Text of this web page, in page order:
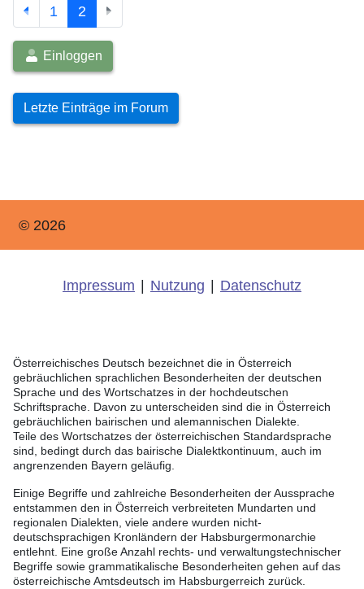
1 2
Einloggen
Letzte Einträge im Forum
© 2026
Impressum Nutzung Datenschutz
Österreichisches Deutsch bezeichnet die in Österreich
gebräuchlichen sprachlichen Besonderheiten der deutschen
Sprache und des Wortschatzes in der hochdeutschen
Schriftsprache. Davon zu unterscheiden sind die in Österreich
gebräuchlichen bairischen und alemannischen Dialekte.
Teile des Wortschatzes der österreichischen Standardsprache
sind, bedingt durch das bairische Dialektkontinuum, auch im
angrenzenden Bayern geläufig.
Einige Begriffe und zahlreiche Besonderheiten der Aussprache
entstammen den in Österreich verbreiteten Mundarten und
regionalen Dialekten, viele andere wurden nicht-
deutschsprachigen Kronländern der Habsburgermonarchie
entlehnt. Eine große Anzahl rechts- und verwaltungstechnischer
Begriffe sowie grammatikalische Besonderheiten gehen auf das
österreichische Amtsdeutsch im Habsburgerreich zurück.